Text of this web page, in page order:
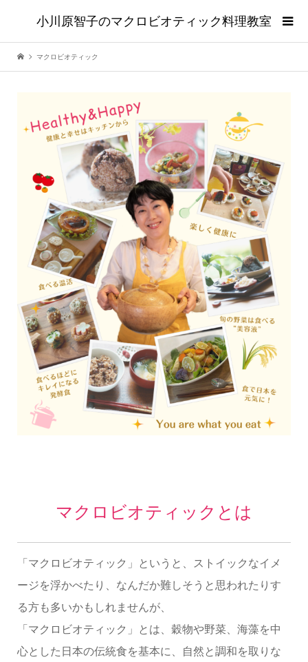
小川原智子のマクロビオティック料理教室
マクロビオティック
マクロビオティックとは
「マクロビオティック」というと、ストイックなイメ
ージを浮かべたり、なんだか難しそうと思われたりす
る方も多いかもしれませんが、
「マクロビオティック」とは、穀物や野菜、海藻を中
心とした日本の伝統食を基本に、自然と調和を取りな